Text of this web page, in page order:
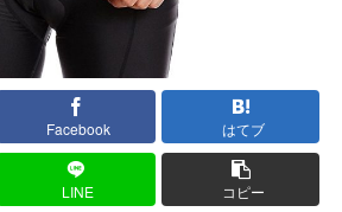
Facebook はてブ
LINE コピー